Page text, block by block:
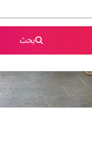
بحث